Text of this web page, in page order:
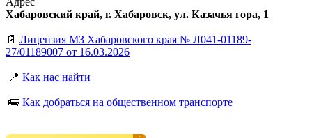
Хабаровский край, г. Хабаровск, ул. Казачья гора, 1
📄 Лицензия МЗ Хабаровского края № Л041-01189-
27/01189007 от 16.03.2026
📍 Как нас найти
🚌 Как добраться на общественном транспорте